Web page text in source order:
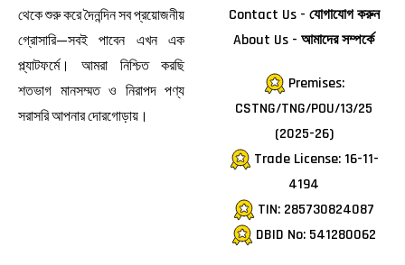
থেকে শুরু করে দৈনন্দিন সব প্রয়োজনীয়
গ্রোসারি—সবই পাবেন এখন এক
প্ল্যাটফর্মে। আমরা নিশ্চিত করছি
শতভাগ মানসম্মত ও নিরাপদ পণ্য
সরাসরি আপনার দোরগোড়ায়।
Contact Us - যোগাযোগ করুন
About Us - আমাদের সম্পর্কে
Premises:
CSTNG/TNG/POU/13/25
(2025-26)
Trade License: 16-11-
4194
TIN: 285730824087
DBID No: 541280062